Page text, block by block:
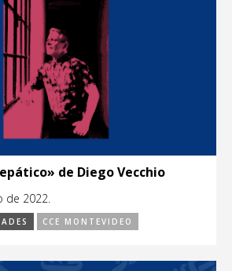
de Diego Vecchio
de 2022.
CCE MONTEVIDEO